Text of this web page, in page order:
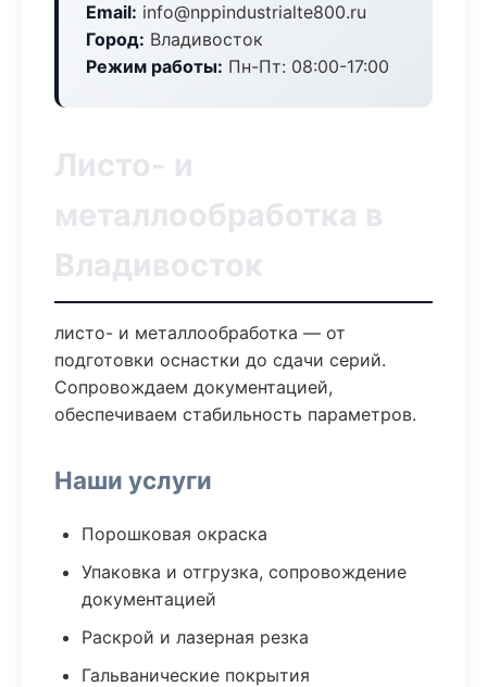
Email: info@nppindustrialte800.ru
Город: Владивосток
Режим работы: Пн-Пт: 08:00-17:00
Листо- и
металлообработка в
Владивосток
листо- и металлообработка — от
подготовки оснастки до сдачи серий.
Сопровождаем документацией,
обеспечиваем стабильность параметров.
Наши услуги
Порошковая окраска
Упаковка и отгрузка, сопровождение
документацией
Раскрой и лазерная резка
Гальванические покрытия